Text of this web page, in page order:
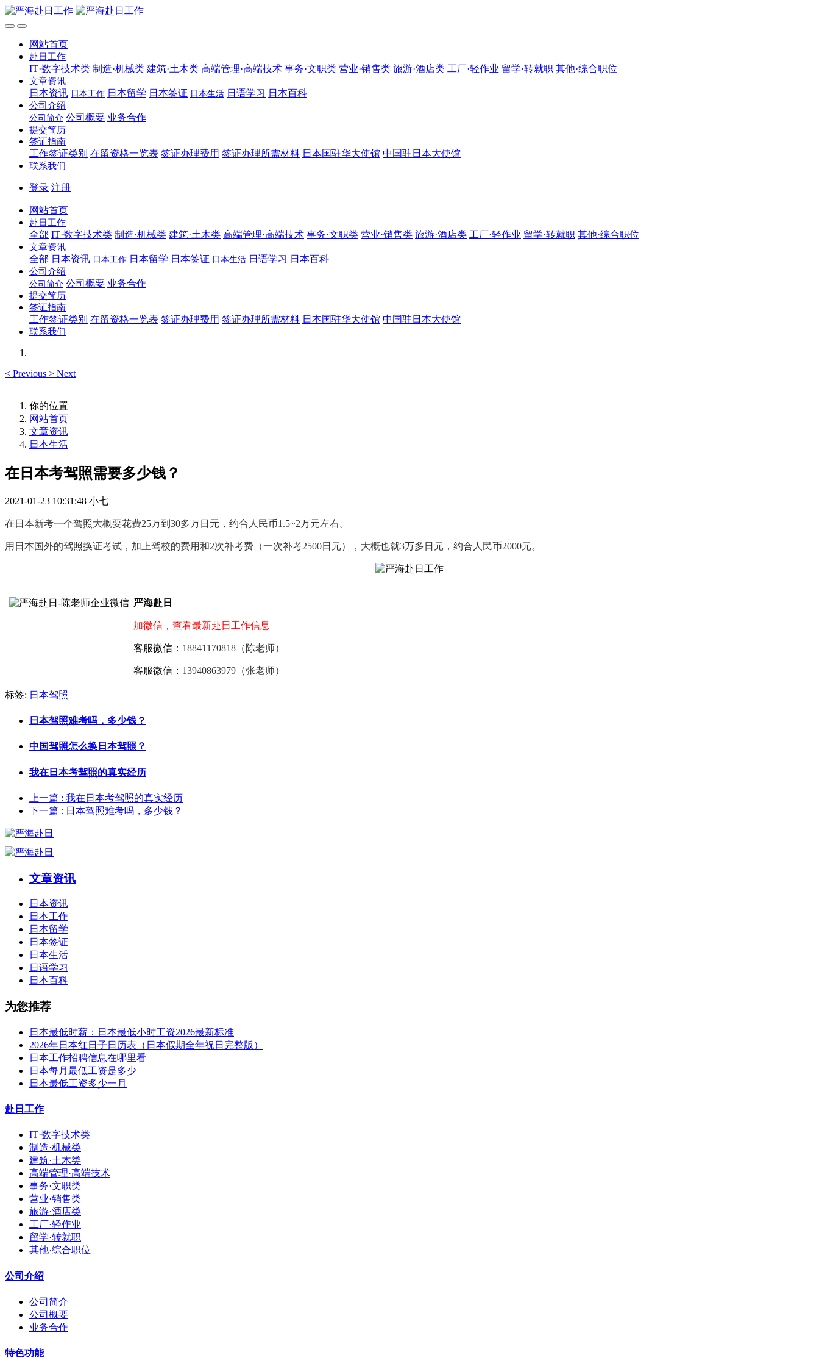
网站首页
赴日工作
IT·数字技术类 制造·机械类 建筑·土木类 高端管理·高端技术 事务·文职类 营业·销售类 旅游·酒店类 工厂·轻作业 留学·转就职 其他·综合职位
文章资讯
日本资讯 日本工作 日本留学 日本签证 日本生活 日语学习 日本百科
公司介绍
公司简介 公司概要 业务合作
提交简历
签证指南
工作签证类别 在留资格一览表 签证办理费用 签证办理所需材料 日本国驻华大使馆 中国驻日本大使馆
联系我们
登录 注册
网站首页
赴日工作
全部 IT·数字技术类 制造·机械类 建筑·土木类 高端管理·高端技术 事务·文职类 营业·销售类 旅游·酒店类 工厂·轻作业 留学·转就职 其他·综合职位
文章资讯
全部 日本资讯 日本工作 日本留学 日本签证 日本生活 日语学习 日本百科
公司介绍
公司简介 公司概要 业务合作
提交简历
签证指南
工作签证类别 在留资格一览表 签证办理费用 签证办理所需材料 日本国驻华大使馆 中国驻日本大使馆
联系我们
< Previous > Next
你的位置
网站首页
文章资讯
日本生活
在日本考驾照需要多少钱？
2021-01-23 10:31:48 小七
在日本新考一个驾照大概要花费25万到30多万日元，约合人民币1.5~2万元左右。
用日本国外的驾照换证考试，加上驾校的费用和2次补考费（一次补考2500日元），大概也就3万多日元，约合人民币2000元。
严海赴日
加微信，查看最新赴日工作信息
客服微信： 18841170818（陈老师）
客服微信： 13940863979（张老师）
标签: 日本驾照
日本驾照难考吗，多少钱？
中国驾照怎么换日本驾照？
我在日本考驾照的真实经历
上一篇 : 我在日本考驾照的真实经历
下一篇 : 日本驾照难考吗，多少钱？
文章资讯
日本资讯
日本工作
日本留学
日本签证
日本生活
日语学习
日本百科
为您推荐
日本最低时薪：日本最低小时工资2026最新标准
2026年日本红日子日历表（日本假期全年祝日完整版）
日本工作招聘信息在哪里看
日本每月最低工资是多少
日本最低工资多少一月
赴日工作
IT·数字技术类
制造·机械类
建筑·土木类
高端管理·高端技术
事务·文职类
营业·销售类
旅游·酒店类
工厂·轻作业
留学·转就职
其他·综合职位
公司介绍
公司简介
公司概要
业务合作
特色功能